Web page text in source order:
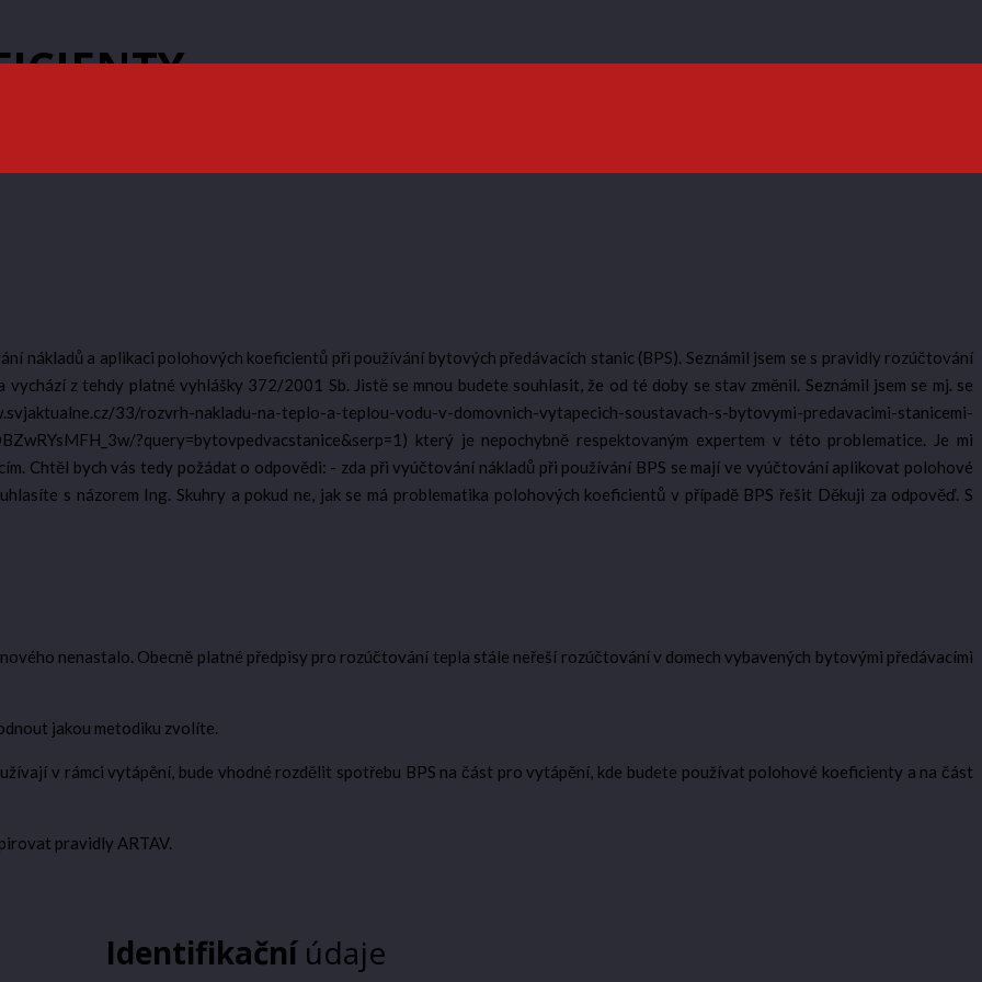
nákladů a aplikaci polohových koeficientů při používání bytových předávacích stanic (BPS). Seznámil jsem se s pravidly rozúčtování
z tehdy platné vyhlášky 372/2001 Sb. Jistě se mnou budete souhlasit, že od té doby se stav změnil. Seznámil jsem se mj. se
33/rozvrh-nakladu-na-teplo-a-teplou-vodu-v-domovnich-vytapecich-soustavach-s-bytovymi-predavacimi-stanicemi-
?query=bytovpedvacstanice&serp=1) který je nepochybně respektovaným expertem v této problematice. Je mi
Chtěl bych vás tedy požádat o odpovědi: - zda při vyúčtování nákladů při používání BPS se mají ve vyúčtování aplikovat polohové
s názorem Ing. Skuhry a pokud ne, jak se má problematika polohových koeficientů v případě BPS řešit Děkuji za odpověď. S
nenastalo. Obecně platné předpisy pro rozúčtování tepla stále neřeší rozúčtování v domech vybavených bytovými předávacími
jakou metodiku zvolíte.
v rámci vytápění, bude vhodné rozdělit spotřebu BPS na část pro vytápění, kde budete používat polohové koeficienty a na část
pravidly ARTAV.
Identifikačníúdaje